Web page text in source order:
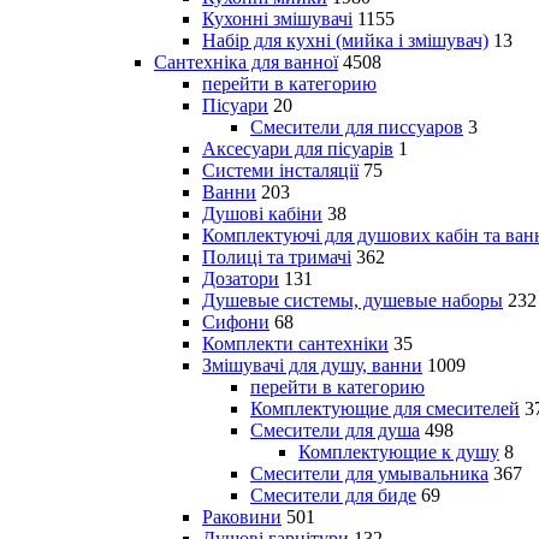
Кухонні змішувачі 1155
Набір для кухні (мийка і змішувач) 13
Сантехніка для ванної 4508
перейти в категорию
Пісуари 20
Смесители для писсуаров 3
Аксесуари для пісуарів 1
Системи інсталяції 75
Ванни 203
Душові кабіни 38
Комплектуючі для душових кабін та
Полиці та тримачі 362
Дозатори 131
Душевые системы, душевые наборы 232
Сифони 68
Комплекти сантехніки 35
Змішувачі для душу, ванни 1009
перейти в категорию
Комплектующие для смесителей
Смесители для душа 498
Комплектующие к душу 8
Смесители для умывальника 367
Смесители для биде 69
Раковини 501